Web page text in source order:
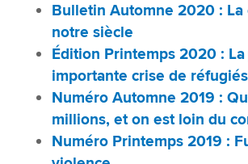
Bulletin Automne 2020 : La
notre siècle
Édition Printemps 2020 :
importante crise de
Numéro Automne 2019 :
millions, et on est loin du
Numéro Printemps 2019 :